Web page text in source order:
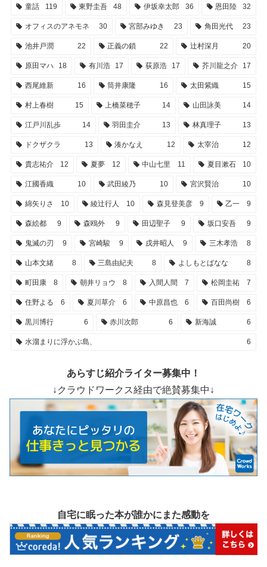
童話 119 東野圭吾 48 伊坂幸太郎 36 恩田陸 32
オフィスのアネモネ 30 宮部みゆき 23 角田光代 23
池井戸潤 22 正義の鎖 22 辻村深月 20
原田マハ 18 有川浩 17 荻原浩 17 芥川龍之介 17
西尾維新 16 筒井康隆 16 太田紫織 15
村上春樹 15 上橋菜穂子 14 山田詠美 14
江戸川乱歩 14 羽田圭介 13 林真理子 13
ドクザクラ 13 湊かなえ 12 太宰治 12
貴志祐介 12 夏夢 12 中山七里 11 夏目漱石 10
江國香織 10 武田綾乃 10 宮沢賢治 10
綿矢りさ 10 綾辻行人 10 森見登美彦 9 乙一 9
森絵都 9 森鴎外 9 田辺聖子 9 坂口安吾 9
鬼滅の刃 9 宮崎駿 9 戌井昭人 9 三木孝浩 8
山本文緒 8 三島由紀夫 8 よしもとばなな 8
町田康 8 朝井リョウ 8 入間人間 7 松岡圭祐 7
住野よる 6 夏川草介 6 中原昌也 6 百田尚樹 6
黒川博行 6 赤川次郎 6 新海誠 6
水溜まりに浮かぶ島、 6
あらすじ紹介ライター募集中！
↓クラウドワークス経由で絶賛募集中↓
自宅に眠った本が誰かにまた感動を